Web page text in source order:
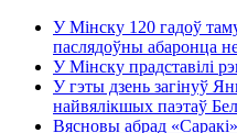
У Мінску 120 гадоў
паслядоўны абаронца
У Мінску прадставілі
У гэты дзень загінуў
найвялікшых паэтаў
Вясновы абрад